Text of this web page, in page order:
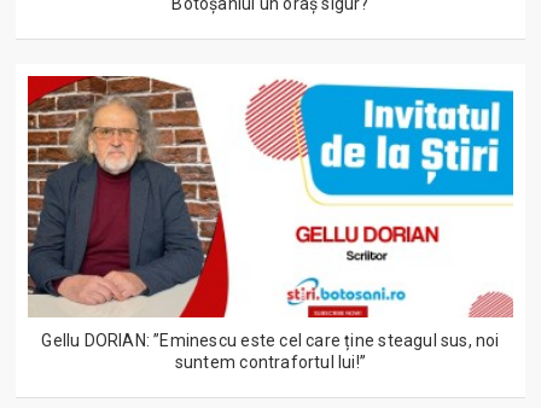
Gellu DORIAN: ”Eminescu este cel care ține steagul sus, noi
suntem contrafortul lui!”